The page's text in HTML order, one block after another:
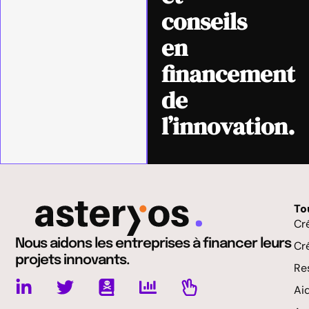
conseils
en
financement
de
l’innovation.
Nous aidons les entreprises à financer leurs
projets innovants.